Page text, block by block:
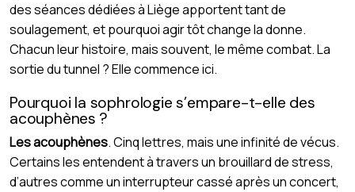
des séances dédiées à Liège apportent tant de
soulagement, et pourquoi agir tôt change la donne.
Chacun leur histoire, mais souvent, le même combat. La
sortie du tunnel ? Elle commence ici.
Pourquoi la sophrologie s’empare-t-elle des
acouphènes ?
Les acouphènes. Cinq lettres, mais une infinité de vécus.
Certains les entendent à travers un brouillard de stress,
d’autres comme un interrupteur cassé après un concert,